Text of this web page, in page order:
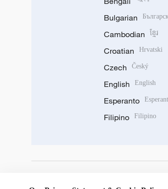
Bulgarian
Cambodian ខ្មែរ
Croatian Hrvatski
Czech Český
English English
Esperanto
Filipino Filipino